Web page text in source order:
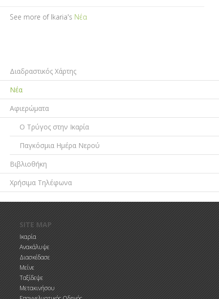
See more of Ikaria's Νέα
Διαδραστικός Χάρτης
Νέα
Αφιερώματα
Ο Τρύγος στην Ικαρία
Παγκόσμια Ημέρα Νερού
Βιβλιοθήκη
Χρήσιμα Τηλέφωνα
SITE MAP
Ικαρία
Ανακάλυψε
Διασκέδασε
Μείνε
Ταξίδεψε
Μετακινήσου